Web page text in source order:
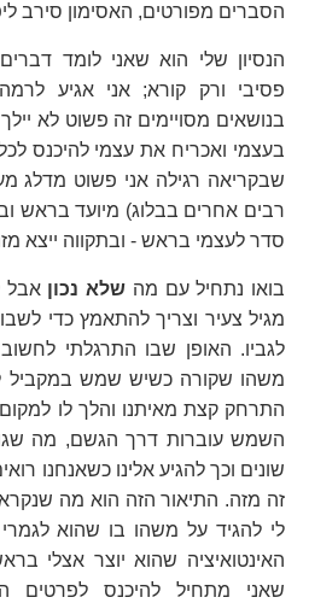
הסברים מפורטים, האסימון סירב
הנסיון שלי הוא שאני לומד
פסיבי ורק קורא; אני אגיע
בנושאים מסויימים זה פשוט לא
בעצמי ואכריח את עצמי להיכנס
שבקריאה רגילה אני פשוט מדלג
רבים אחרים בבלוג) מיועד בראש
סדר לעצמי בראש - ובתקווה ייצא
בואו נתחיל עם מה שלא נכון אבל
מגיל צעיר וצריך להתאמץ כדי
לגביו. האופן שבו התרגלתי
משהו שקורה כשיש שמש
התרחק קצת מאיתנו והלך לו למקום
השמש עוברות דרך הגשם, מה
שונים וכך להגיע אלינו כשאנחנו
זה מזה. התיאור הזה הוא מה שנקרא
לי להגיד על משהו בו שהוא לגמרי
האינטואיציה שהוא יוצר אצלי
שאני מתחיל להיכנס לפרטים